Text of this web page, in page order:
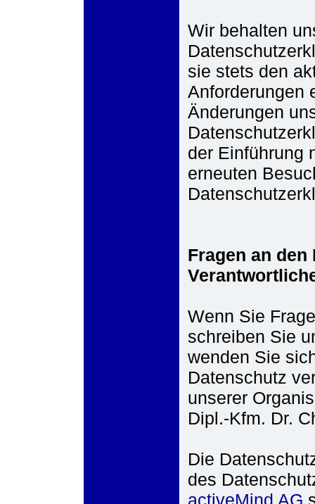
Wir behalten
sie stets den
Anforderungen
Änderungen
der Einführung
erneuten
Fragen an den
Wenn Sie
schreiben Sie
wenden Sie
Datenschutz
unserer
Dipl.-Kfm. Dr.
Die
des
activeMind AG